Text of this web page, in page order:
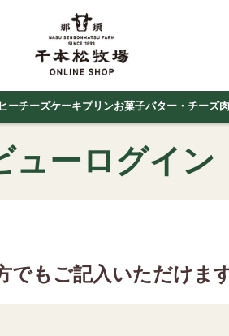
ーチーズケーキプリンお菓子バター・チーズ
ューログイン
でもご記入いただけます